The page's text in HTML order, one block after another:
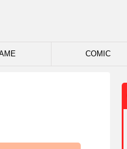
COMIC